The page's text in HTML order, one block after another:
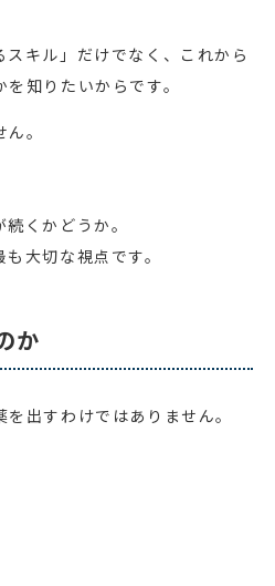
キル」だけでなく、これから
知りたいからです。
。
くかどうか。
大切な視点です。
か
出すわけではありません。